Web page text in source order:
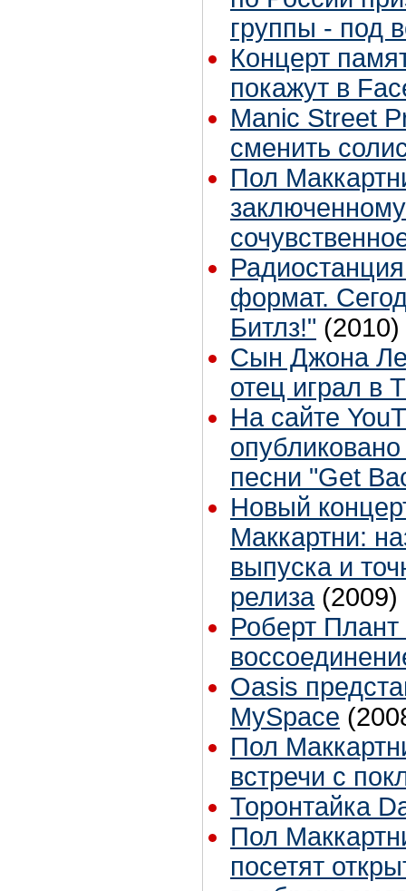
группы - под
Концерт
покажут в
Manic Street
сменить
Пол
формат.
Битлз!" (2010)
Сын Джона
отец играл в
На сайте
песни "Get
Новый
Маккартни:
выпуска и
релиза (2009)
Роберт Плант
Oasis
MySpace
Пол
встречи с
Торонтайка
Пол
посетят